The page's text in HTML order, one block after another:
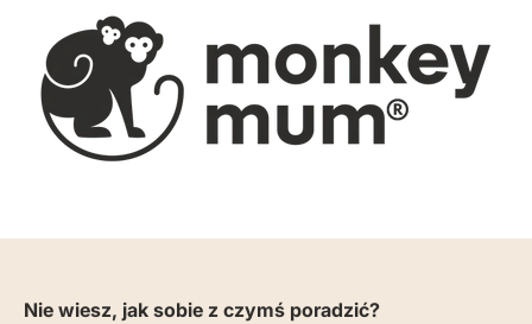
Nie wiesz, jak sobie z czymś poradzić?